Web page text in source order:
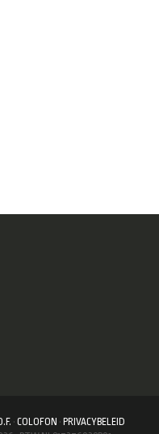
· COLOFON · PRIVACYBELEID